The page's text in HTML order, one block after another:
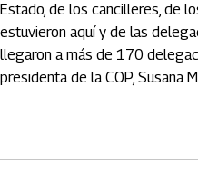
Estado, de los cancilleres, de
estuvieron aquí y de las
llegaron a más de 170
presidenta de la COP, Susana